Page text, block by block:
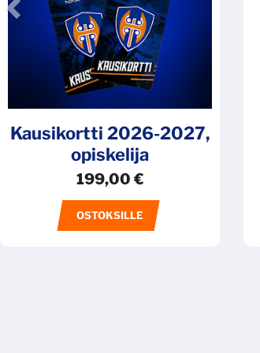
Kausikortti 2026-2027,
opiskelija
199,00 €
OSTOKSILLE